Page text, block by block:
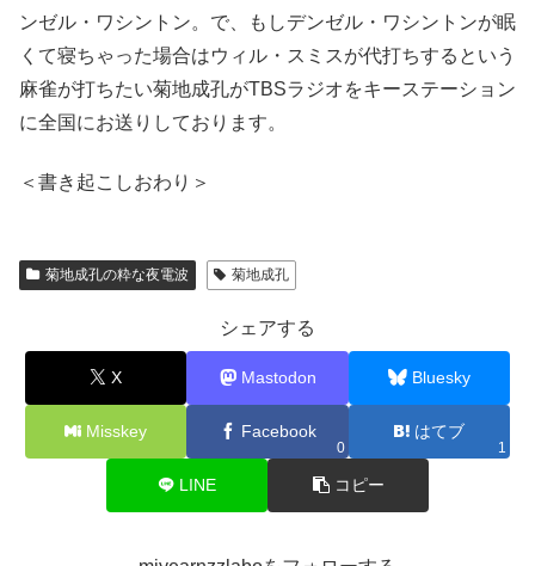
ンゼル・ワシントン。で、もしデンゼル・ワシントンが眠
くて寝ちゃった場合はウィル・スミスが代打ちするという
麻雀が打ちたい菊地成孔がTBSラジオをキーステーション
に全国にお送りしております。
＜書き起こしおわり＞
菊地成孔の粋な夜電波 菊地成孔
シェアする
X Mastodon Bluesky
Misskey Facebook
0
はてブ
1
LINE コピー